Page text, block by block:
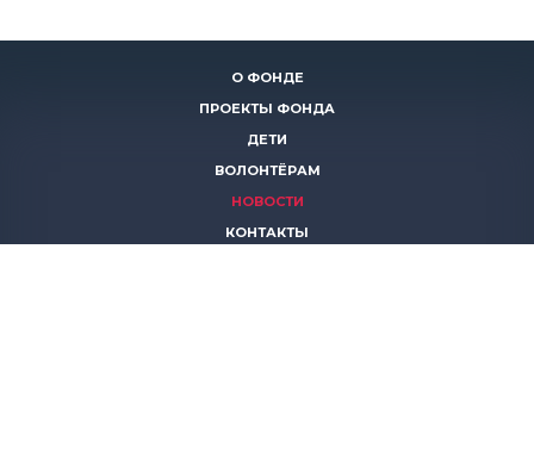
О ФОНДЕ
ПРОЕКТЫ ФОНДА
ДЕТИ
ВОЛОНТЁРАМ
НОВОСТИ
КОНТАКТЫ